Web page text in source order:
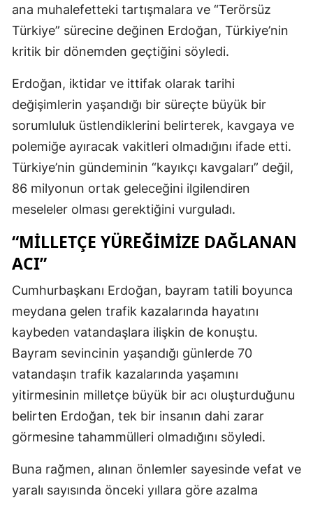
ana muhalefetteki tartışmalara ve “Terörsüz
Türkiye” sürecine değinen Erdoğan, Türkiye’nin
kritik bir dönemden geçtiğini söyledi.
Erdoğan, iktidar ve ittifak olarak tarihi
değişimlerin yaşandığı bir süreçte büyük bir
sorumluluk üstlendiklerini belirterek, kavgaya ve
polemiğe ayıracak vakitleri olmadığını ifade etti.
Türkiye’nin gündeminin “kayıkçı kavgaları” değil,
86 milyonun ortak geleceğini ilgilendiren
meseleler olması gerektiğini vurguladı.
“MILLETÇE YÜREĞIMIZE DAĞLANAN
ACI”
Cumhurbaşkanı Erdoğan, bayram tatili boyunca
meydana gelen trafik kazalarında hayatını
kaybeden vatandaşlara ilişkin de konuştu.
Bayram sevincinin yaşandığı günlerde 70
vatandaşın trafik kazalarında yaşamını
yitirmesinin milletçe büyük bir acı oluşturduğunu
belirten Erdoğan, tek bir insanın dahi zarar
görmesine tahammülleri olmadığını söyledi.
Buna rağmen, alınan önlemler sayesinde vefat ve
yaralı sayısında önceki yıllara göre azalma